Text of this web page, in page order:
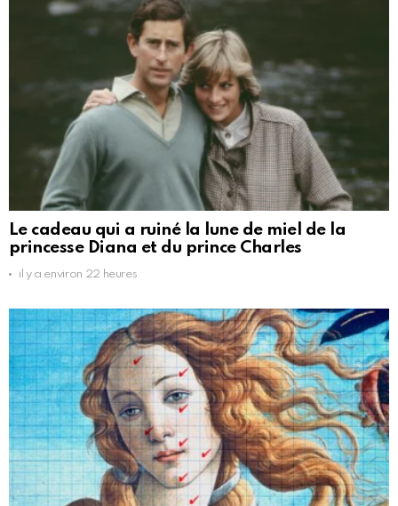
Le cadeau qui a ruiné la lune de miel de la
princesse Diana et du prince Charles
il y a environ 22 heures